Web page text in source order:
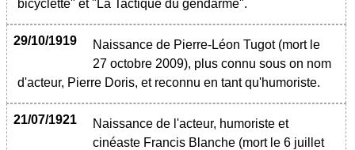
bicyclette" et "La Tactique du gendarme".
29/10/1919
Naissance de Pierre-Léon Tugot (mort le
27 octobre 2009), plus connu sous on nom
d'acteur, Pierre Doris, et reconnu en tant qu'humoriste.
21/07/1921
Naissance de l'acteur, humoriste et
cinéaste Francis Blanche (mort le 6 juillet